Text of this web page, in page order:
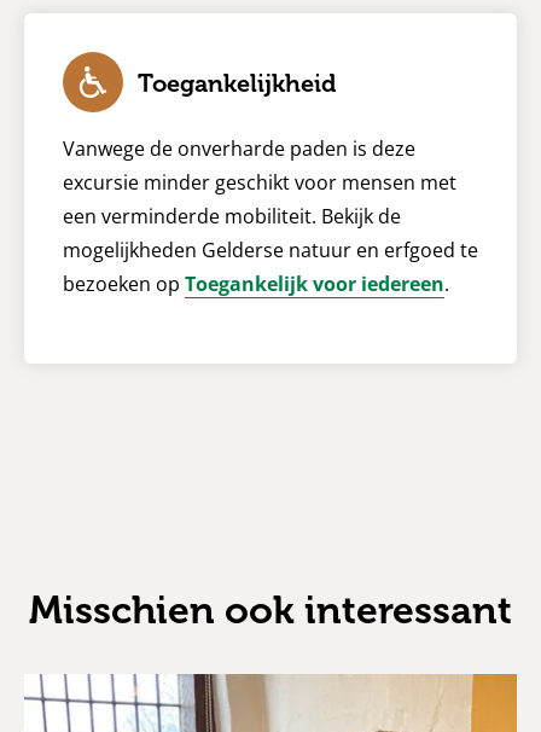
Toegankelijkheid
Vanwege de onverharde paden is deze
excursie minder geschikt voor mensen met
een verminderde mobiliteit. Bekijk de
mogelijkheden Gelderse natuur en erfgoed te
bezoeken op Toegankelijk voor iedereen.
Misschien ook interessant